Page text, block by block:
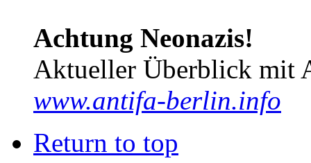
Achtung Neonazis!
Aktueller Überblick mit
www.antifa-berlin.info
Return to top